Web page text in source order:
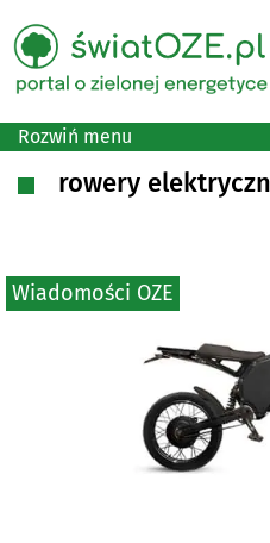
Rozwiń menu
rowery
Wiadomości OZE